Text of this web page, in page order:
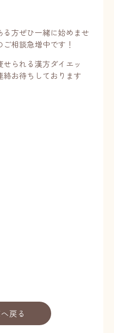
方ぜひ一緒に始めませ
相談急増中です！
られる漢方ダイエッ
絡お待ちしております
戻る